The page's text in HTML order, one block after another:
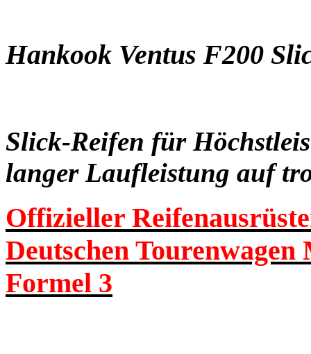
Hankook Ventus F200
Slick-Reifen für
langer Laufleistung auf
Offizieller
Deutschen
Formel 3